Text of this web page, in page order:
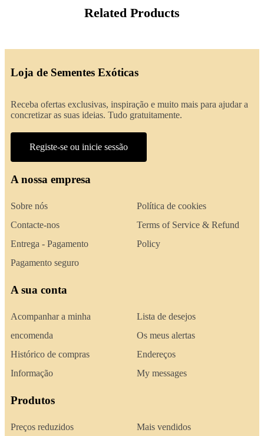
Related Products
Loja de Sementes Exóticas
Receba ofertas exclusivas, inspiração e muito mais para ajudar a
concretizar as suas ideias. Tudo gratuitamente.
Registe-se ou inicie sessão
A nossa empresa
Sobre nós
Contacte-nos
Entrega - Pagamento
Pagamento seguro
Política de cookies
Terms of Service & Refund
Policy
A sua conta
Acompanhar a minha
encomenda
Histórico de compras
Informação
Lista de desejos
Os meus alertas
Endereços
My messages
Produtos
Preços reduzidos Mais vendidos